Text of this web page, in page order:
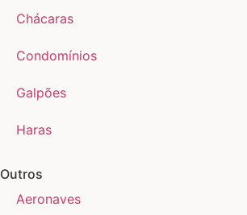
Chácaras
Condomínios
Galpões
Haras
Outros
Aeronaves